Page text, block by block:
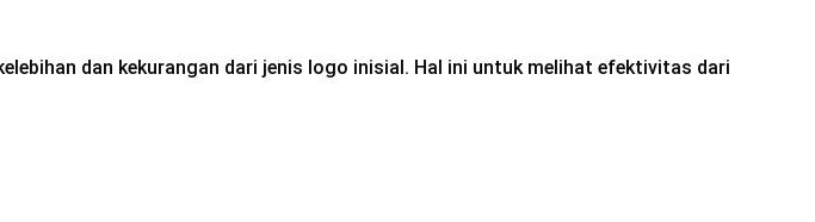
dan kekurangan dari jenis logo inisial. Hal ini untuk melihat efektivitas dari